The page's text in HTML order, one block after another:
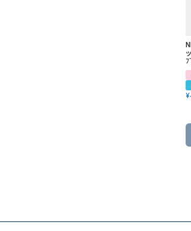
ﾌ
¥